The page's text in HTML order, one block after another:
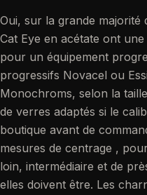
Oui, sur la grande majorité
Cat Eye en acétate ont
pour un équipement
progressifs Novacel ou
Monochroms, selon la
de verres adaptés si le
boutique avant de
mesures de centrage ,
loin, intermédiaire et de
elles doivent être. Les